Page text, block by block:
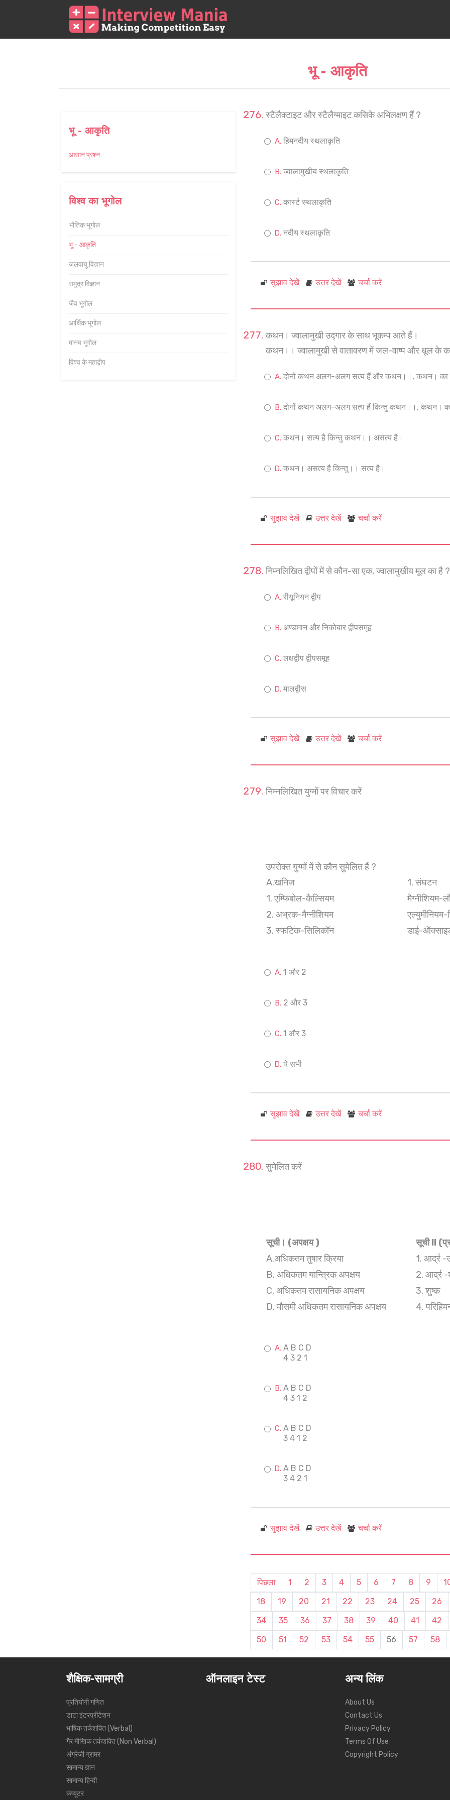
भू - आकृति
भू - आकृति
आसान प्रश्न
विश्व का भूगोल
भौतिक भूगोल
भू - आकृति
जलवायु विज्ञान
समुद्र विज्ञान
जैव भूगोल
आर्थिक भूगोल
मानव भूगोल
विश्व के महाद्वीप
स्टैलैक्टाइट और स्टैलैग्माइट कसिके अभिलक्षण हैं ?
हिमनदीय स्थलाकृति
ज्वालामुखीय स्थलाकृति
कार्स्ट स्थलाकृति
नदीय स्थलाकृति
सुझाव देखें उत्तर देखें चर्चा करें
कथन। ज्वालामुखी उद्गार के साथ भूकम्प आते हैं।
कथन।। ज्वालामुखी से वातावरण में जल-वाष्प और धूल के
दोनों कथन अलग-अलग सत्य हैं और कथन।।, कथन। का
दोनों कथन अलग-अलग सत्य हैं किन्तु कथन।।, कथन। का
कथन। सत्य है किन्तु कथन।। असत्य है।
कथन। असत्य है किन्तु।। सत्य है।
सुझाव देखें उत्तर देखें चर्चा करें
निम्नलिखित द्वीपों में से कौन-सा एक, ज्वालामुखीय मूल का है ?
रीयूनियन द्वीप
अण्डमान और निकोबार द्वीपसमूह
लक्षद्वीप द्वीपसमूह
मालद्वीस
सुझाव देखें उत्तर देखें चर्चा करें
निम्नलिखित युग्मों पर विचार करें
उपरोक्त युग्मों में से कौन सुमेलित हैं ?
A.खनिज
1. संघटन
1. एम्फिबोल-कैल्सियम
मैग्नीशियम-
2. अभ्रक-मैग्नीशियम
3. स्फटिक-सिलिकॉन
डाई-
1 और 2
2 और 3
1 और 3
ये सभी
सुझाव देखें उत्तर देखें चर्चा करें
सुमेलित करें
सूची। (अपक्षय )
सूची ll
A.अधिकतम तुषार क्रिया
1. आर्द्र -
B. अधिकतम यान्त्रिक अपक्षय
2. आर्द्र -
C. अधिकतम रासायनिक अपक्षय
3. शुष्क
D. मौसमी अधिकतम रासायनिक अपक्षय
4.
A B C D
4 3 2 1
A B C D
4 3 1 2
A B C D
3 4 1 2
A B C D
3 4 2 1
सुझाव देखें उत्तर देखें चर्चा करें
पिछला 1 2 3 4 5 6 7 8 9
18
19 20 21 22 23 24 25 26
34
35 36 37 38 39 40 41 42
50
51 52 53 54 55 56 57 58
शैक्षिक-सामग्री
प्रतियोगी गणित
डाटा इंटरप्रीटेशन
भाषिक तर्कशक्ति (Verbal)
गैर मौखिक तर्कशक्ति (Non Verbal)
अंग्रेजी ग्रामर
सामान्य ज्ञान
सामान्य हिन्दी
कंप्यूटर
ऑनलाइन टेस्ट अन्य लिंक
About Us
Contact Us
Privacy Policy
Terms Of Use
Copyright Policy